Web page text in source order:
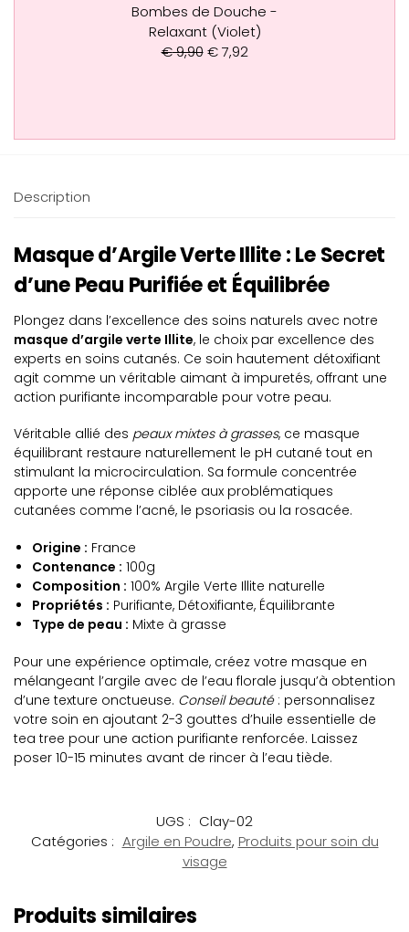
Bombes de Douche -
Relaxant (Violet)
€9,90 €7,92
Description
Masque d’Argile Verte Illite : Le Secret
d’une Peau Purifiée et Équilibrée
Plongez dans l’excellence des soins naturels avec notre
masque d’argile verte Illite, le choix par excellence des
experts en soins cutanés. Ce soin hautement détoxifiant
agit comme un véritable aimant à impuretés, offrant une
action purifiante incomparable pour votre peau.
Véritable allié des peaux mixtes à grasses, ce masque
équilibrant restaure naturellement le pH cutané tout en
stimulant la microcirculation. Sa formule concentrée
apporte une réponse ciblée aux problématiques
cutanées comme l’acné, le psoriasis ou la rosacée.
Origine : France
Contenance : 100g
Composition : 100% Argile Verte Illite naturelle
Propriétés : Purifiante, Détoxifiante, Équilibrante
Type de peau : Mixte à grasse
Pour une expérience optimale, créez votre masque en
mélangeant l’argile avec de l’eau florale jusqu’à obtention
d’une texture onctueuse. Conseil beauté: personnalisez
votre soin en ajoutant 2-3 gouttes d’huile essentielle de
tea tree pour une action purifiante renforcée. Laissez
poser 10-15 minutes avant de rincer à l’eau tiède.
UGS : Clay-02
Catégories : Argile en Poudre, Produits pour soin du
visage
Produits similaires